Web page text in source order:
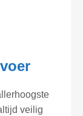
veilig